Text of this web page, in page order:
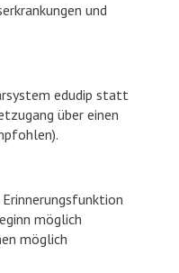
und
edudip statt
über einen
möglich
möglich